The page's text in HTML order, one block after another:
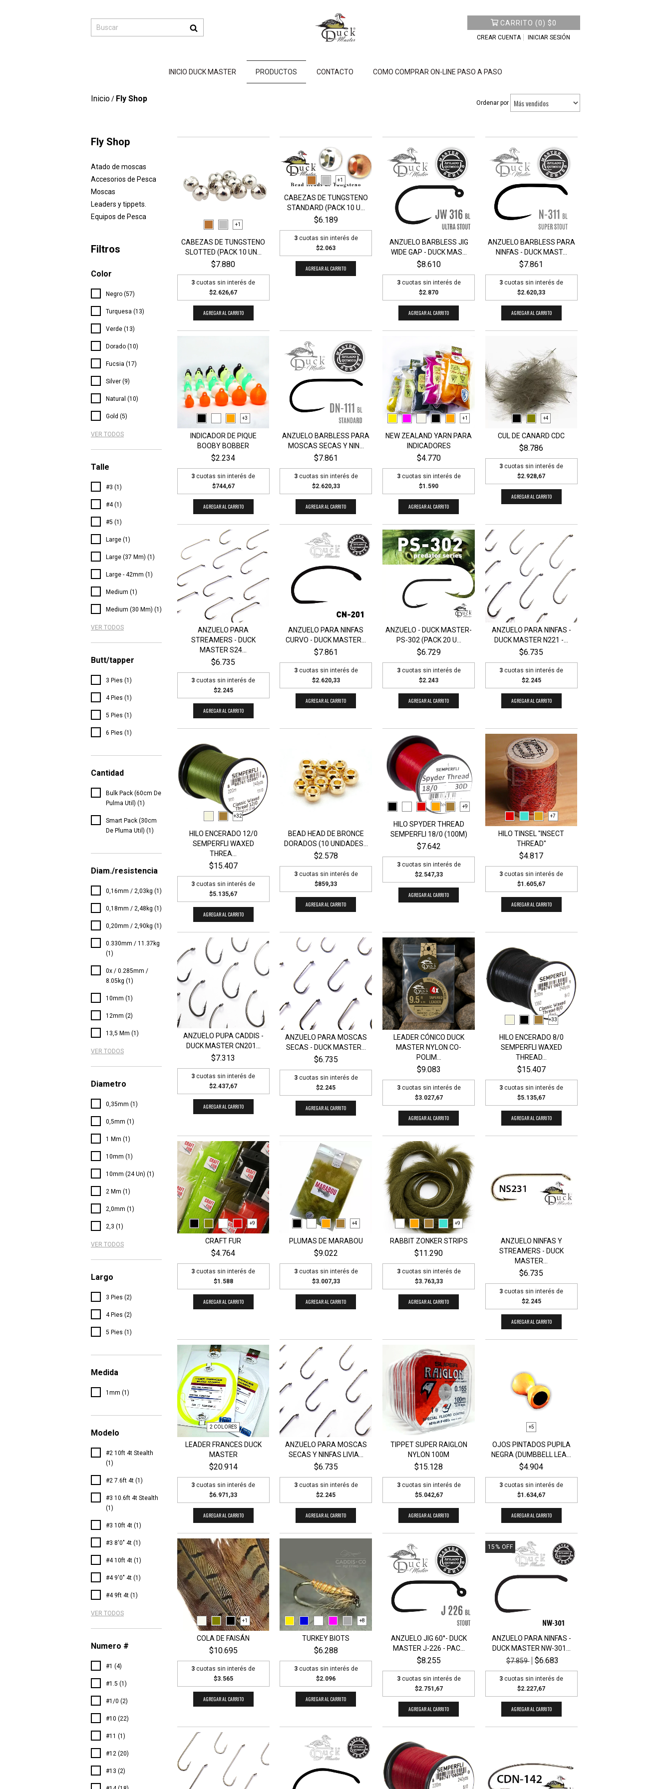
CARRITO (0) $0
CREAR CUENTA INICIAR SESIÓN
INICIO DUCK MASTER PRODUCTOS CONTACTO COMO COMPRAR ON-LINE PASO A PASO
Inicio/ Fly Shop Ordenar por
Fly Shop
Atado de moscas
Accesorios de Pesca
Moscas
Leaders y tippets.
Equipos de Pesca
Filtros
Color
Negro (57)
Turquesa (13)
Verde (13)
Dorado (10)
Fucsia (17)
Silver (9)
Natural (10)
Gold (5)
VER TODOS
Talle
#3 (1)
#4 (1)
#5 (1)
Large (1)
Large (37 Mm) (1)
Large - 42mm (1)
Medium (1)
Medium (30 Mm) (1)
VER TODOS
Butt/tapper
3 Pies (1)
4 Pies (1)
5 Pies (1)
6 Pies (1)
Cantidad
Bulk Pack (60cm De
Pulma Util) (1)
Smart Pack (30cm
De Pluma Util) (1)
Diam./resistencia
0,16mm / 2,03kg (1)
0,18mm / 2,48kg (1)
0,20mm / 2,90kg (1)
0.330mm / 11.37kg
(1)
0x / 0.285mm /
8.05kg (1)
10mm (1)
12mm (2)
13,5 Mm (1)
VER TODOS
Diametro
0,35mm (1)
0,5mm (1)
1 Mm (1)
10mm (1)
10mm (24 Un) (1)
2 Mm (1)
2,0mm (1)
2,3 (1)
VER TODOS
Largo
3 Pies (2)
4 Pies (2)
5 Pies (1)
Medida
1mm (1)
Modelo
#2 10ft 4t Stealth
(1)
#2 7.6ft 4t (1)
#3 10.6ft 4t Stealth
(1)
#3 10ft 4t (1)
#3 8'0" 4t (1)
#4 10ft 4t (1)
#4 9'0" 4t (1)
#4 9ft 4t (1)
VER TODOS
Numero #
#1 (4)
#1.5 (1)
#1/0 (2)
#10 (22)
#11 (1)
#12 (20)
#13 (2)
+1
CABEZAS DE TUNGSTENO
SLOTTED (PACK 10 UN...
$7.880
3 cuotas sin interés de
$2.626,67
AGREGAR AL CARRITO
+1
CABEZAS DE TUNGSTENO
STANDARD (PACK 10 U...
$6.189
3 cuotas sin interés de
$2.063
AGREGAR AL CARRITO
ANZUELO BARBLESS JIG
WIDE GAP - DUCK MAS...
$8.610
3 cuotas sin interés de
$2.870
AGREGAR AL CARRITO
ANZUELO BARBLESS PARA
NINFAS - DUCK MAST...
$7.861
3 cuotas sin interés de
$2.620,33
AGREGAR AL CARRITO
+3
INDICADOR DE PIQUE
BOOBY BOBBER
$2.234
3 cuotas sin interés de
$744,67
AGREGAR AL CARRITO
ANZUELO BARBLESS PARA
MOSCAS SECAS Y NIN...
$7.861
3 cuotas sin interés de
$2.620,33
AGREGAR AL CARRITO
+1
NEW ZEALAND YARN PARA
INDICADORES
$4.770
3 cuotas sin interés de
$1.590
AGREGAR AL CARRITO
+4
CUL DE CANARD CDC
$8.786
3 cuotas sin interés de
$2.928,67
AGREGAR AL CARRITO
ANZUELO PARA
STREAMERS - DUCK
MASTER S24...
$6.735
3 cuotas sin interés de
$2.245
AGREGAR AL CARRITO
ANZUELO PARA NINFAS
CURVO - DUCK MASTER...
$7.861
3 cuotas sin interés de
$2.620,33
AGREGAR AL CARRITO
ANZUELO - DUCK MASTER-
PS-302 (PACK 20 U...
$6.729
3 cuotas sin interés de
$2.243
AGREGAR AL CARRITO
ANZUELO PARA NINFAS -
DUCK MASTER N221 -...
$6.735
3 cuotas sin interés de
$2.245
AGREGAR AL CARRITO
+32
HILO ENCERADO 12/0
SEMPERFLI WAXED
THREA...
$15.407
3 cuotas sin interés de
$5.135,67
AGREGAR AL CARRITO
BEAD HEAD DE BRONCE
DORADOS (10 UNIDADES...
$2.578
3 cuotas sin interés de
$859,33
AGREGAR AL CARRITO
+9
HILO SPYDER THREAD
SEMPERFLI 18/0 (100M)
$7.642
3 cuotas sin interés de
$2.547,33
AGREGAR AL CARRITO
+7
HILO TINSEL "INSECT
THREAD"
$4.817
3 cuotas sin interés de
$1.605,67
AGREGAR AL CARRITO
ANZUELO PUPA CADDIS -
DUCK MASTER CN201...
$7.313
3 cuotas sin interés de
$2.437,67
AGREGAR AL CARRITO
ANZUELO PARA MOSCAS
SECAS - DUCK MASTER...
$6.735
3 cuotas sin interés de
$2.245
AGREGAR AL CARRITO
LEADER CÓNICO DUCK
MASTER NYLON CO-
POLIM...
$9.083
3 cuotas sin interés de
$3.027,67
AGREGAR AL CARRITO
+33
HILO ENCERADO 8/0
SEMPERFLI WAXED
THREAD...
$15.407
3 cuotas sin interés de
$5.135,67
AGREGAR AL CARRITO
+9
CRAFT FUR
$4.764
3 cuotas sin interés de
$1.588
AGREGAR AL CARRITO
+4
PLUMAS DE MARABOU
$9.022
3 cuotas sin interés de
$3.007,33
AGREGAR AL CARRITO
+9
RABBIT ZONKER STRIPS
$11.290
3 cuotas sin interés de
$3.763,33
AGREGAR AL CARRITO
ANZUELO NINFAS Y
STREAMERS - DUCK
MASTER...
$6.735
3 cuotas sin interés de
$2.245
AGREGAR AL CARRITO
2 COLORES
LEADER FRANCES DUCK
MASTER
$20.914
3 cuotas sin interés de
$6.971,33
AGREGAR AL CARRITO
ANZUELO PARA MOSCAS
SECAS Y NINFAS LIVIA...
$6.735
3 cuotas sin interés de
$2.245
AGREGAR AL CARRITO
TIPPET SUPER RAIGLON
NYLON 100M
$15.128
3 cuotas sin interés de
$5.042,67
AGREGAR AL CARRITO
+5
OJOS PINTADOS PUPILA
NEGRA (DUMBBELL LEA...
$4.904
3 cuotas sin interés de
$1.634,67
AGREGAR AL CARRITO
+1
COLA DE FAISÁN
$10.695
3 cuotas sin interés de
$3.565
AGREGAR AL CARRITO
+8
TURKEY BIOTS
$6.288
3 cuotas sin interés de
$2.096
AGREGAR AL CARRITO
ANZUELO JIG 60°- DUCK
MASTER J-226 - PAC...
$8.255
3 cuotas sin interés de
$2.751,67
AGREGAR AL CARRITO
15 % OFF
ANZUELO PARA NINFAS -
DUCK MASTER NW-301...
$7.859
$6.683
3 cuotas sin interés de
$2.227,67
AGREGAR AL CARRITO